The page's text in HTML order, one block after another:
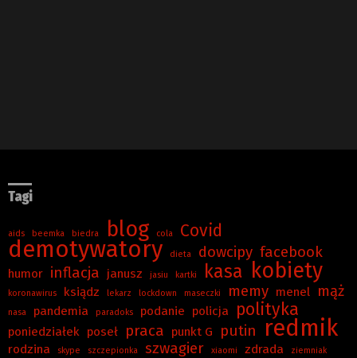
Tagi
aids beemka biedra blog cola Covid
demotywatory dieta dowcipy facebook
humor inflacja janusz jasiu kartki kasa kobiety
koronawirus ksiądz lekarz lockdown maseczki memy menel mąż
nasa pandemia paradoks podanie policja polityka
poniedziałek poseł praca punkt G putin redmik
rodzina skype szczepionka szwagier xiaomi zdrada
ziemniak